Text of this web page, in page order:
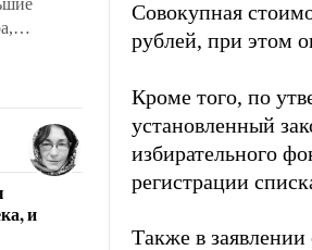
уже
Задача по
Однако
и
Совокупная
рублей, при этом
Кроме того, по
установленный
избирательного
регистрации
Также в